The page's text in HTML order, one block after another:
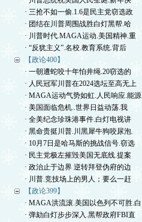
· 三抢不如一偷.1.6是民主党窃选政
· 团结在川普周围战胜白灯黑帮.哈
· 川普时代.MAGA运动.美国精神.重
· “反犹主义”.名校.教育系统.背后
【政论400】
· 一朝遭蛇咬十年怕井绳.20窃选的
· 人民冠军川普在2024选坛至高无上
· MAGA运动气势如虹.人民响应.能源
· 美国面临危机..世界日益动荡.我
· 全美纪念珍珠港事件.白灯电视讲
· 黑命贵挺川普.川黑犀牛狗咬尿泡.
· 10月7日是哈马斯的挑战信号.窃选
· 民主党极左摧毁美国无底线.提案
· 政治止于边界 逆转拜登伪府的边
· 川普.竞技场上的男人；要么一赶
【政论399】
· MAGA洪流滚.美国以色列不可胜.白
· 弹劾白灯步步深入.黑帮政府FBI直